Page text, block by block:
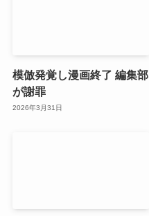
模倣発覚し漫画終了 編集部
が謝罪
2026年3月31日